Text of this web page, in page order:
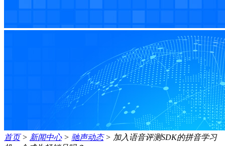
首页> 新闻中心> 驰声动态> 加入语音评测SDK的拼音学习